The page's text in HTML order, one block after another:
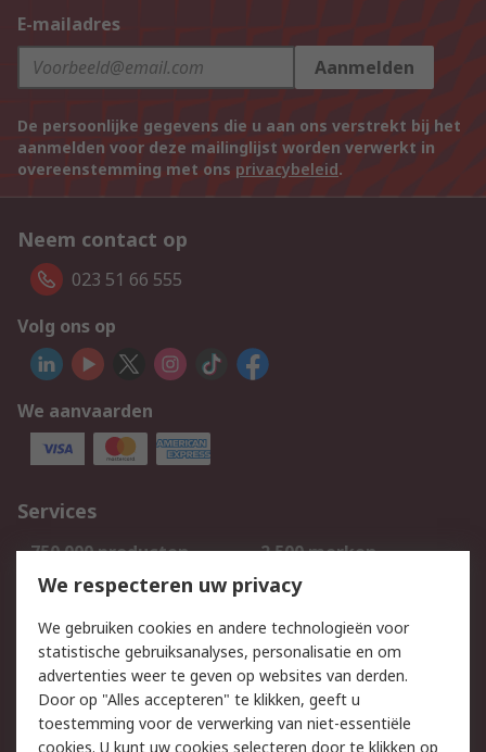
E-mailadres
Aanmelden
De persoonlijke gegevens die u aan ons verstrekt bij het
aanmelden voor deze mailinglijst worden verwerkt in
overeenstemming met ons privacybeleid.
Neem contact op
023 51 66 555
Volg ons op
We aanvaarden
Services
750.000 producten
2.500 merken
Bestellen
Inkoopoplossingen
Track & Trace
Wettelijk
Cookiebeleid Email veiligheid
We respecteren uw privacy
We gebruiken cookies en andere technologieën voor
statistische gebruiksanalyses, personalisatie en om
advertenties weer te geven op websites van derden.
Door op "Alles accepteren" te klikken, geeft u
toestemming voor de verwerking van niet-essentiële
cookies. U kunt uw cookies selecteren door te klikken op